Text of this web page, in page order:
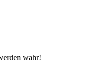
wahr!